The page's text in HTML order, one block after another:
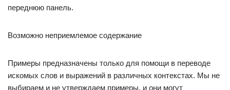
переднюю панель.
Возможно неприемлемое содержание
Примеры предназначены только для помощи в переводе
искомых слов и выражений в различных контекстах. Мы не
выбираем и не утверждаем примеры, и они могут